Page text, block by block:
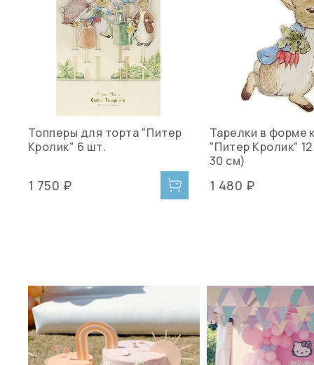
Топперы для торта "Питер
Кролик" 6 шт.
1 750 ₽
Тарелки в форме
"Питер Кролик"
30 см)
1 480 ₽